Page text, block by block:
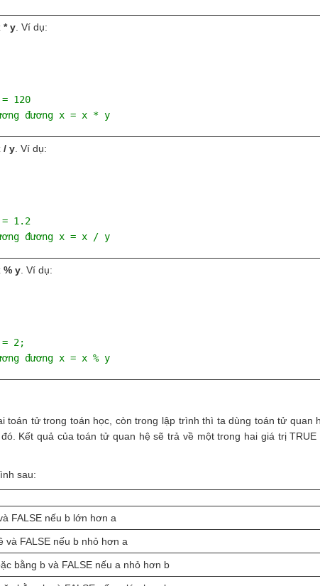
* y . Ví dụ:
120
đương x = x * y
/ y . Ví dụ:
1.2
đương x = x / y
% y . Ví dụ:
2;
đương x = x % y
toán tử trong toán học, còn trong lập trình thì ta dùng toán tử quan
Kết quả của toán tử quan hệ sẽ trả về một trong hai giá trị TRUE
sau:
FALSE nếu b lớn hơn a
và FALSE nếu b nhỏ hơn a
bằng b và FALSE nếu a nhỏ hơn b